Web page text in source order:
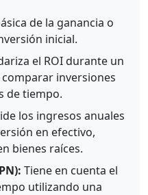
de la ganancia o
inicial.
el ROI durante un
inversiones
de tiempo.
los ingresos anuales
en efectivo,
bienes raíces.
Tiene en cuenta el
utilizando una